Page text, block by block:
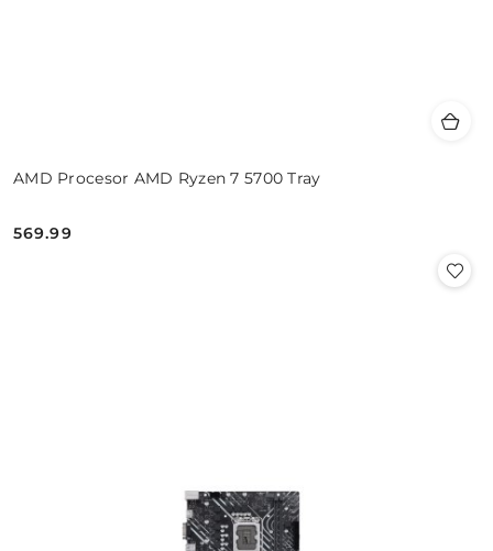
AMD Procesor AMD Ryzen 7 5700 Tray
Cena:
569.99